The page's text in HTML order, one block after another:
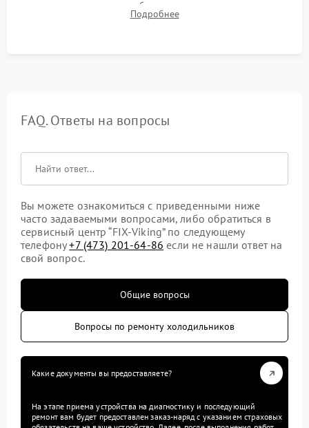
компрессора, отсутствия обмерзания стенок и корректного
срабатывания системы автоматической оттайки.
Подробнее
FAQ. Ответы на вопросы
Вы можете ознакомиться с приведенными ниже
часто задаваемыми вопросами, либо обратиться в
сервисный центр “FIX-Viking” по следующему
телефону+7 (473) 201-64-86 если не нашли ответ на
свой вопрос.
Общие вопросы
Вопросы по ремонту холодильников
Какие документы вы предоставляете?
На этапе приема устройства на диагностику и последующий
ремонт вам будет предоставлен заказ-наряд с указанием страховых